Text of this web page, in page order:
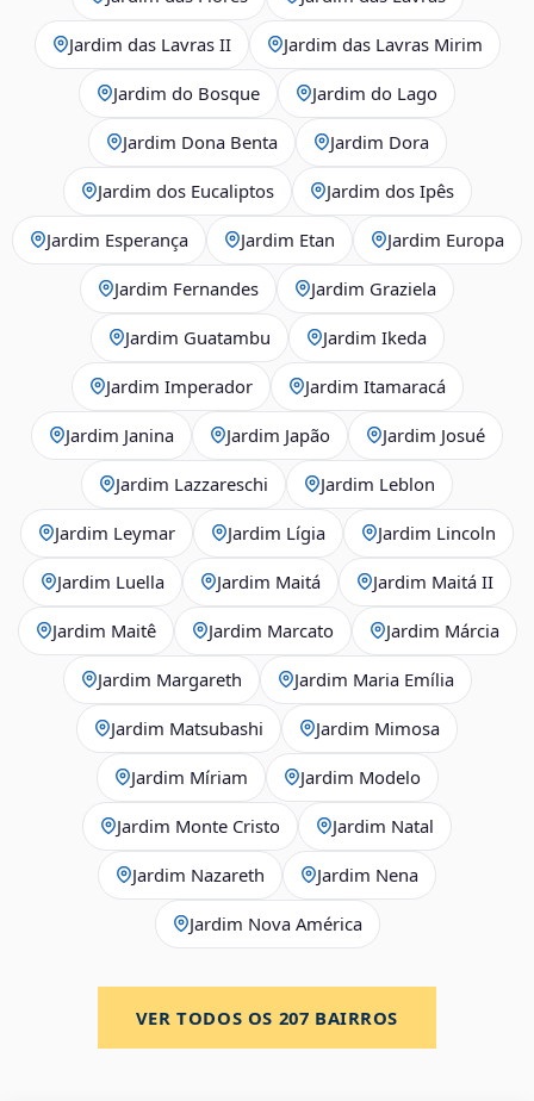
Jardim das Lavras II Jardim das Lavras Mirim
Jardim do Bosque Jardim do Lago
Jardim Dona Benta Jardim Dora
Jardim dos Eucaliptos Jardim dos Ipês
Jardim Esperança Jardim Etan Jardim Europa
Jardim Fernandes Jardim Graziela
Jardim Guatambu Jardim Ikeda
Jardim Imperador Jardim Itamaracá
Jardim Janina Jardim Japão Jardim Josué
Jardim Lazzareschi Jardim Leblon
Jardim Leymar Jardim Lígia Jardim Lincoln
Jardim Luella Jardim Maitá Jardim Maitá II
Jardim Maitê Jardim Marcato Jardim Márcia
Jardim Margareth Jardim Maria Emília
Jardim Matsubashi Jardim Mimosa
Jardim Míriam Jardim Modelo
Jardim Monte Cristo Jardim Natal
Jardim Nazareth Jardim Nena
Jardim Nova América
VER TODOS OS 207 BAIRROS